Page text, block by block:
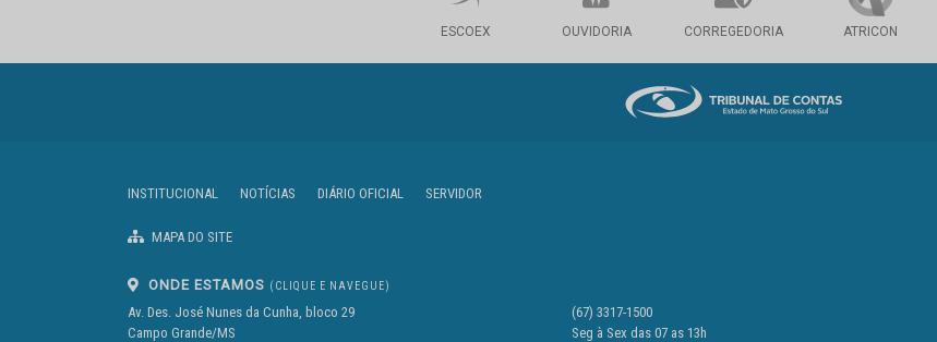
ESCOEX OUVIDORIA CORREGEDORIA ATRICON
INSTITUCIONAL NOTÍCIAS DIÁRIO OFICIAL SERVIDOR
MAPA DO SITE
ONDE ESTAMOS (CLIQUE E NAVEGUE)
Av. Des. José Nunes da Cunha, bloco 29
Campo Grande/MS
(67) 3317-1500
Seg à Sex das 07 as 13h